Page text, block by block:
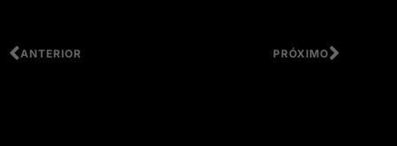
ANTERIOR PRÓXIMO